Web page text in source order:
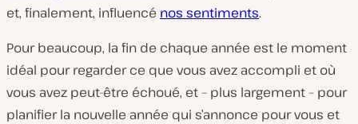
et, finalement, influencé nos sentiments.
Pour beaucoup, la fin de chaque année est le moment
idéal pour regarder ce que vous avez accompli et où
vous avez peut-être échoué, et – plus largement – pour
planifier la nouvelle année qui s’annonce pour vous et